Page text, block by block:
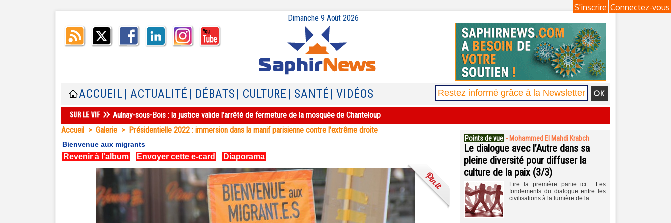
Connectez-vous
S'inscrire
Dimanche 9 Août 2026
ACCUEIL | ACTUALITÉ | DÉBATS | CULTURE | SANTÉ | VIDÉOS
Aulnay-sous-Bois : la justice valide l'arrêté de fermeture de la mosquée de Chanteloup
Accueil > Galerie > Présidentielle 2022 : immersion dans la manif parisienne contre l'extrême droite
Bienvenue aux migrants
Revenir à l'album Envoyer cette e-card Diaporama
Points de vue - Mohammed El Mahdi Krabch
Le dialogue avec l’Autre dans sa
pleine diversité pour diffuser la
culture de la paix (3/3)
Lire la première partie ici : Les
fondements du dialogue entre les
civilisations à la lumière de la...